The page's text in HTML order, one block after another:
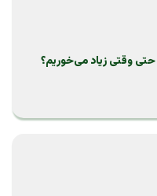
وقتی زیاد می‌خوریم؟